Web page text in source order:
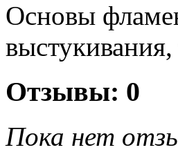
Основы
Отзывы: 0
Пока нет